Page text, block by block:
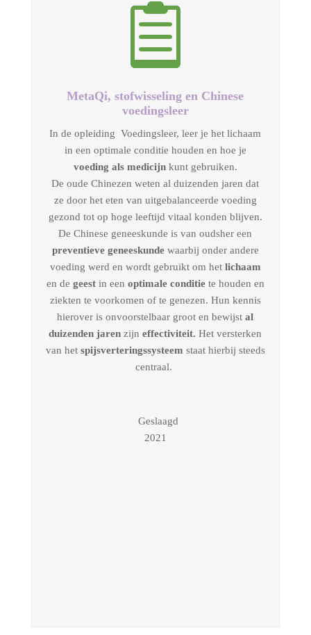

MetaQi, stofwisseling en Chinese
voedingsleer
In de opleiding Voedingsleer, leer je het lichaam
in een optimale conditie houden en hoe je
voeding als medicijnkunt gebruiken.
De oude Chinezen weten al duizenden jaren dat
ze door het eten van uitgebalanceerde voeding
gezond tot op hoge leeftijd vitaal konden blijven.
De Chinese geneeskunde is van oudsher een
preventieve geneeskundewaarbij onder andere
voeding werd en wordt gebruikt om het lichaam
en de geestin een optimale conditiete houden en
ziekten te voorkomen of te genezen. Hun kennis
hierover is onvoorstelbaar groot en bewijstal
duizenden jaren zijneffectiviteit. Het versterken
van het spijsverteringssysteem staat hierbij steeds
centraal.
Geslaagd
2021